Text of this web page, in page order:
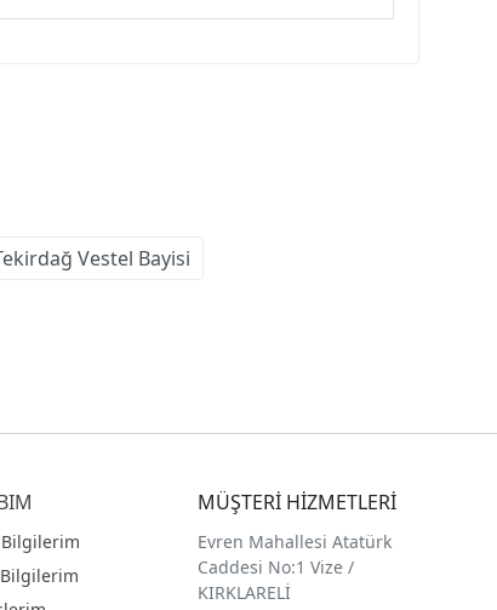
Vestel Bayisi
MÜŞTERİ HİZMETLERİ
Evren Mahallesi Atatürk
Caddesi No:1 Vize /
KIRKLARELİ